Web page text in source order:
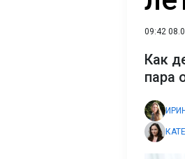
09:42
Как
пара